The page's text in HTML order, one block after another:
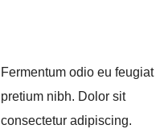
Fermentum odio eu feugiat
pretium nibh. Dolor sit
consectetur adipiscing.